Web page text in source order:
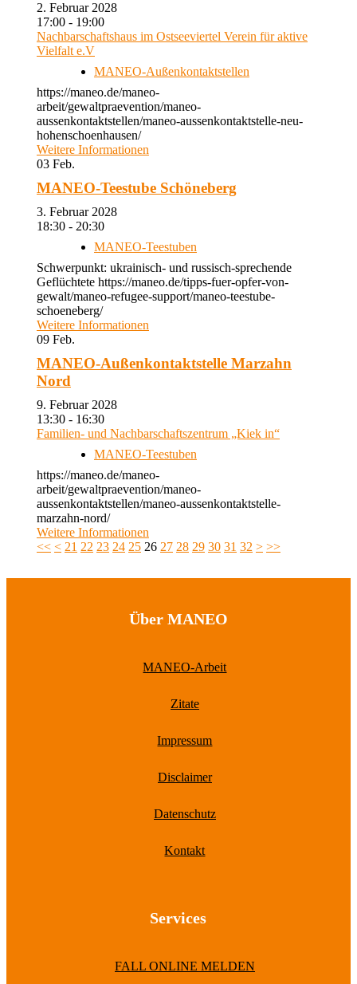
2. Februar 2028
17:00 - 19:00
Nachbarschaftshaus im Ostseeviertel Verein für aktive
Vielfalt e.V
MANEO-Außenkontaktstellen
https://maneo.de/maneo-
arbeit/gewaltpraevention/maneo-
aussenkontaktstellen/maneo-aussenkontaktstelle-neu-
hohenschoenhausen/
Weitere Informationen
03 Feb.
MANEO-Teestube Schöneberg
3. Februar 2028
18:30 - 20:30
MANEO-Teestuben
Schwerpunkt: ukrainisch- und russisch-sprechende
Geflüchtete https://maneo.de/tipps-fuer-opfer-von-
gewalt/maneo-refugee-support/maneo-teestube-
schoeneberg/
Weitere Informationen
09 Feb.
MANEO-Außenkontaktstelle Marzahn
Nord
9. Februar 2028
13:30 - 16:30
Familien- und Nachbarschaftszentrum „Kiek in“
MANEO-Teestuben
https://maneo.de/maneo-
arbeit/gewaltpraevention/maneo-
aussenkontaktstellen/maneo-aussenkontaktstelle-
marzahn-nord/
Weitere Informationen
<< < 21 22 23 24 25 26 27 28 29 30 31 32 > >>
Über MANEO
MANEO-Arbeit
Zitate
Impressum
Disclaimer
Datenschutz
Kontakt
Services
FALL ONLINE MELDEN